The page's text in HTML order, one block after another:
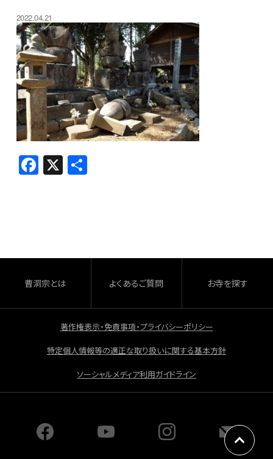
2022.04.21
F
a
o
o
k
X 共
曹洞宗とは よくあるご質問 お寺を探す
著作権表示・免責事項・プライバシーポリシー
特定個人情報等の適正な取り扱いに関する基本方針
ソーシャルメディア利用ガイドライン